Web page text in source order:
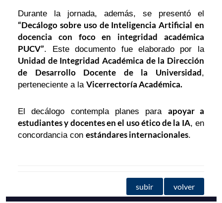
Durante la jornada, además, se presentó el
“Decálogo sobre uso de Inteligencia Artificial en
docencia con foco en integridad académica
PUCV”. Este documento fue elaborado por la
Unidad de Integridad Académica de la Dirección
de Desarrollo Docente de la Universidad,
perteneciente a laVicerrectoría Académica.
El decálogo contempla planes para apoyar a
estudiantes y docentes en el uso ético de la IA, en
concordancia conestándares internacionales.
subir volver